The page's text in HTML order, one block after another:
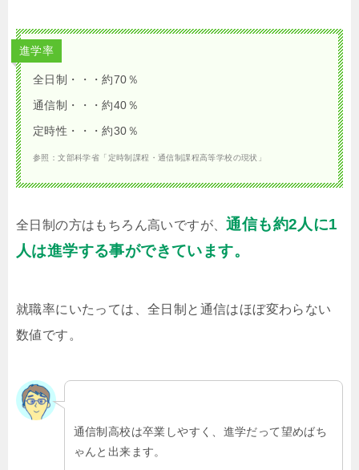
進学率
全日制・・・約70％
通信制・・・約40％
定時性・・・約30％
参照：文部科学省「定時制課程・通信制課程高等学校の現状」
全日制の方はもちろん高いですが、通信も約2人に1
人は進学する事ができています。
就職率にいたっては、全日制と通信はほぼ変わらない
数値です。
通信制高校は卒業しやすく、進学だって望めばち
ゃんと出来ます。